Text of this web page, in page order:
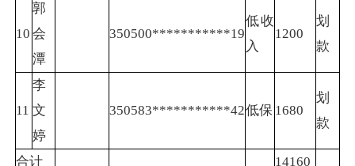
10
郭
会
潭
350500***********19
低收
入
1200
划
款
11
李
文
婷
350583***********42低保 1680
划
款
合计 14160